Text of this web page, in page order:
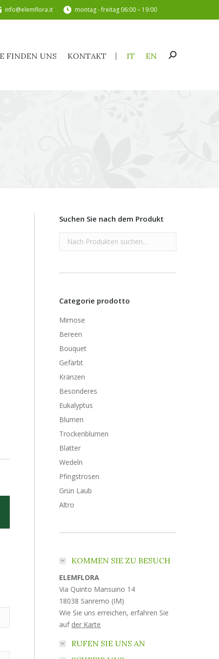
info@elemflora.it montag - freitag 06:00 – 19:00
FINDEN UNS KONTAKT IT EN Search:
Suchen Sie nach dem Produkt
Categorie prodotto
Mimose
Bereen
Bouquet
Gefärbt
Kränzen
Besonderes
Eukalyptus
Blumen
Trockenblumen
Blatter
Wedeln
Pfingstrosen
Grün Laub
Altro
KOMMEN SIE ZU BESUCH
ELEMFLORA
Via Quinto Mansuino 14
18038 Sanremo (IM)
Wie Sie uns erreichen, erfahren Sie
auf der Karte
RUFEN SIE UNS AN
SIE FINDEN UNS KONTAKT IT EN